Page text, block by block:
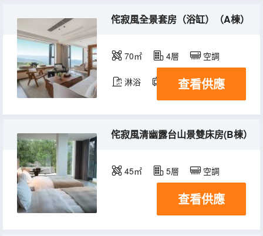
侘寂風全景套房（浴缸）（A棟）
70㎡ 4層 空調
淋浴 電視機 冰箱
查看供應
侘寂風清幽露台山景雙床房(B棟）
45㎡ 5層 空調
查看供應